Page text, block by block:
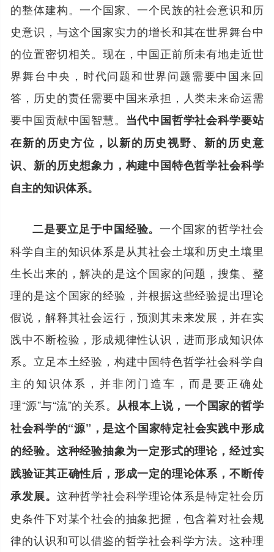
的整体建构。一个国家、一个民族的社会意识和历
史意识，与这个国家实力的增长和其在世界舞台中
的位置密切相关。现在，中国正前所未有地走近世
界舞台中央，时代问题和世界问题需要中国来回
答，历史的责任需要中国来承担，人类未来命运需
要中国贡献中国智慧。 当代中国哲学社会科学要站
在新的历史方位，以新的历史视野、新的历史意
识、新的历史想象力，构建中国特色哲学社会科学
自主的知识体系。
二是要立足于中国经验。一个国家的哲学社会
科学自主的知识体系是从其社会土壤和历史土壤里
生长出来的，解决的是这个国家的问题，搜集、整
理的是这个国家的经验，并根据这些经验提出理论
假说，解释其社会运行，预测其未来发展，并在实
践中不断检验，形成规律性认识，进而形成知识体
系。立足本土经验，构建中国特色哲学社会科学自
主的知识体系，并非闭门造车，而是要正确处
理“源”与“流”的关系。 从根本上说，一个国家的哲学
社会科学的“源”，是这个国家特定社会实践中形成
的经验。这种经验抽象为一定形式的理论，经过实
践验证其正确性后，形成一定的理论体系，不断传
承发展。 这种哲学社会科学理论体系是特定社会历
史条件下对某个社会的抽象把握，包含着对社会规
律的认识和可以借鉴的哲学社会科学方法。这种理